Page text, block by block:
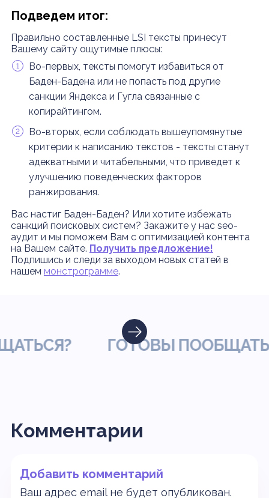
Подведем итог:
Правильно составленные LSI тексты принесут
Вашему сайту ощутимые плюсы:
Во-первых, тексты помогут избавиться от
Баден-Бадена или не попасть под другие
санкции Яндекса и Гугла связанные с
копирайтингом.
Во-вторых, если соблюдать вышеупомянутые
критерии к написанию текстов - тексты станут
адекватными и читабельными, что приведет к
улучшению поведенческих факторов
ранжирования.
Вас настиг Баден-Баден? Или хотите избежать
санкций поисковых систем? Закажите у нас seo-
аудит и мы поможем Вам с оптимизацией контента
на Вашем сайте. Получить предложение!
Подпишись и следи за выходом новых статей в
нашем монстрограмме.
ГОТОВЫ
Комментарии
Добавить комментарий
Ваш адрес email не будет опубликован.